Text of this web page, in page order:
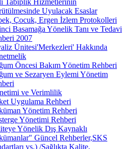
Uyulacak Esaslar
Çocuk, Ergen İzlem Protokolleri
Basamağa Yönelik Tanı ve Tedavi
2007
Ünitesi'Merkezleri' Hakkında
Öncesi Bakım Yönetim Rehberi
ve Sezaryen Eylemi Yönetim
ve Verimlilik
Uygulama Rehberi
Yönetim Rehberi
Yönetimi Rehberi
Yönelik Dış Kaynaklı
Güncel Rehberler,SKS
vs.) /Sağlıkta Kalite,